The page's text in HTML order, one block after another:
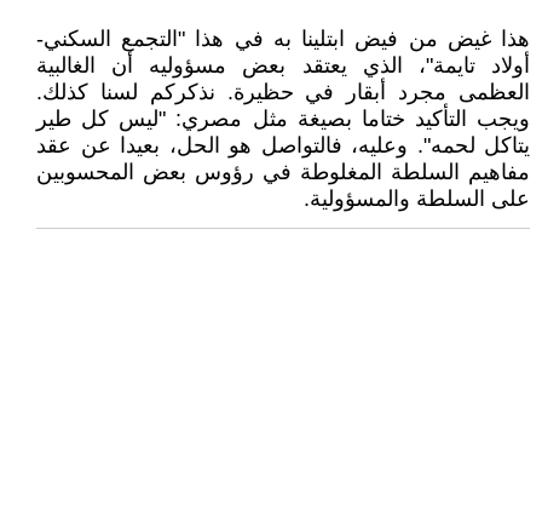
هذا غيض من فيض ابتلينا به في هذا "التجمع السكني-
أولاد تايمة"، الذي يعتقد بعض مسؤوليه أن الغالبية
العظمى مجرد أبقار في حظيرة. نذكركم لسنا كذلك.
ويجب التأكيد ختاما بصيغة مثل مصري: "ليس كل طير
يتاكل لحمه". وعليه، فالتواصل هو الحل، بعيدا عن عقد
مفاهيم السلطة المغلوطة في رؤوس بعض المحسوبين
على السلطة والمسؤولية.